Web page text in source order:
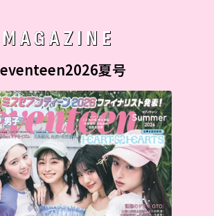
MAGAZINE
夏号